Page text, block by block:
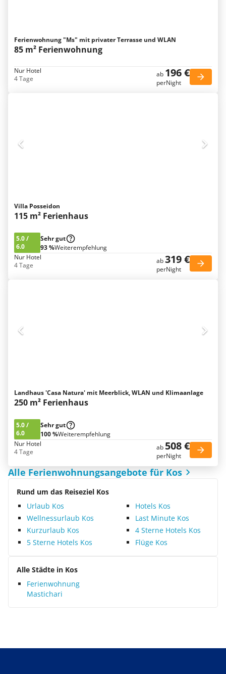
Ferienwohnung "Ms" mit privater Terrasse und WLAN
85 m² Ferienwohnung
Nur Hotel
4 Tage
ab 196 €
perNight
Villa Posseidon
115 m² Ferienhaus
5.0/
6.0
Sehr gut
93 %Weiterempfehlung
Nur Hotel
4 Tage
ab319 €
perNight
Landhaus 'Casa Natura' mit Meerblick, WLAN und Klimaanlage
250 m² Ferienhaus
5.0/
6.0
Sehr gut
100 %Weiterempfehlung
Nur Hotel
4 Tage
ab 508 €
perNight
Alle Ferienwohnungsangebote für Kos
Rund um das Reiseziel Kos
Urlaub Kos
Hotels Kos
Wellnessurlaub Kos
Last Minute Kos
Kurzurlaub Kos
4 Sterne Hotels Kos
5 Sterne Hotels Kos
Flüge Kos
Alle Städte in Kos
Ferienwohnung
Mastichari